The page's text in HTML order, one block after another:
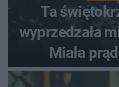
Ta
wyprzedzała
Miała